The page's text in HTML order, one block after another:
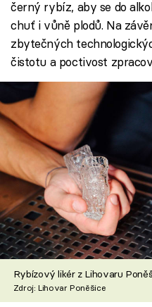
černý rybíz, aby se do
chuť i vůně plodů. Na
zbytečných
čistotu a poctivost
Rybízový likér z Lihovaru
Zdroj: Lihovar Poněšice